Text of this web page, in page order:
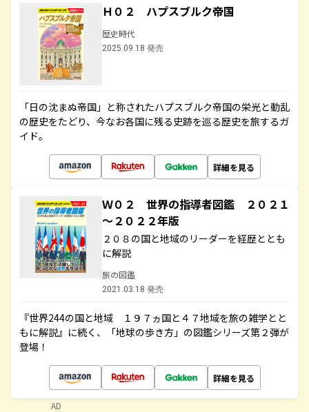
Ｈ０２ ハプスブルク帝国
歴史時代
2025.09.18 発売
「日の沈まぬ帝国」と称されたハプスブルク帝国の栄光と動乱
の歴史をたどり、今なお各国に残る史跡を巡る歴史を旅するガ
イド。
詳細を見る
Ｗ０２ 世界の指導者図鑑 ２０２１
～２０２２年版
２０８の国と地域のリーダーを経歴ととも
に解説
旅の図鑑
2021.03.18 発売
『世界244の国と地域 １９７ヵ国と４７地域を旅の雑学とと
もに解説』に続く、「地球の歩き方」の図鑑シリーズ第２弾が
登場！
詳細を見る
AD